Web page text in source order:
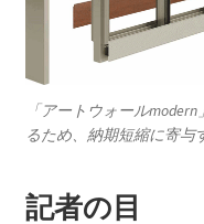
「アートウォール
るため、納期短縮に寄与
記者の目